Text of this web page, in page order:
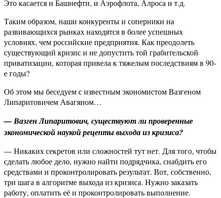
Это касается и Башнефти, и Аэрофлота, Алроса и т.д.
Таким образом, наши конкуренты и соперники на
развивающихся рынках находятся в более успешных
условиях, чем российские предприятия. Как преодолеть
существующий кризис и не допустить той грабительской
приватизации, которая привела к тяжелым последствиям в 90-
е годы?
Об этом мы беседуем с известным экономистом Вазгеном
Липаритовичем Авагяном…
— Вазген Липаритович, существуют ли проверенные
экономической наукой рецепты выхода из кризиса?
— Никаких секретов или сложностей тут нет. Для того, чтобы
сделать любое дело, нужно найти подрядчика, снабдить его
средствами и проконтролировать результат. Вот, собственно,
три шага в алгоритме выхода из кризиса. Нужно заказать
работу, оплатить её и проконтролировать выполнение.